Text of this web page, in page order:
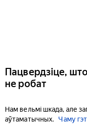
Пацвердзіце,
не робат
Нам вельмі шкада, але
аўтаматычных.
Чаму